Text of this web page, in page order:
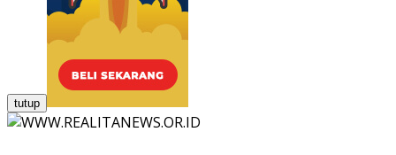
tutup